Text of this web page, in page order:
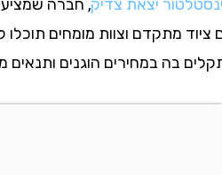
יצאת צדיק , חברה שמציעה
מתקדם וצוות מומחים תוכלו
בה במחירים הוגנים ותנאים